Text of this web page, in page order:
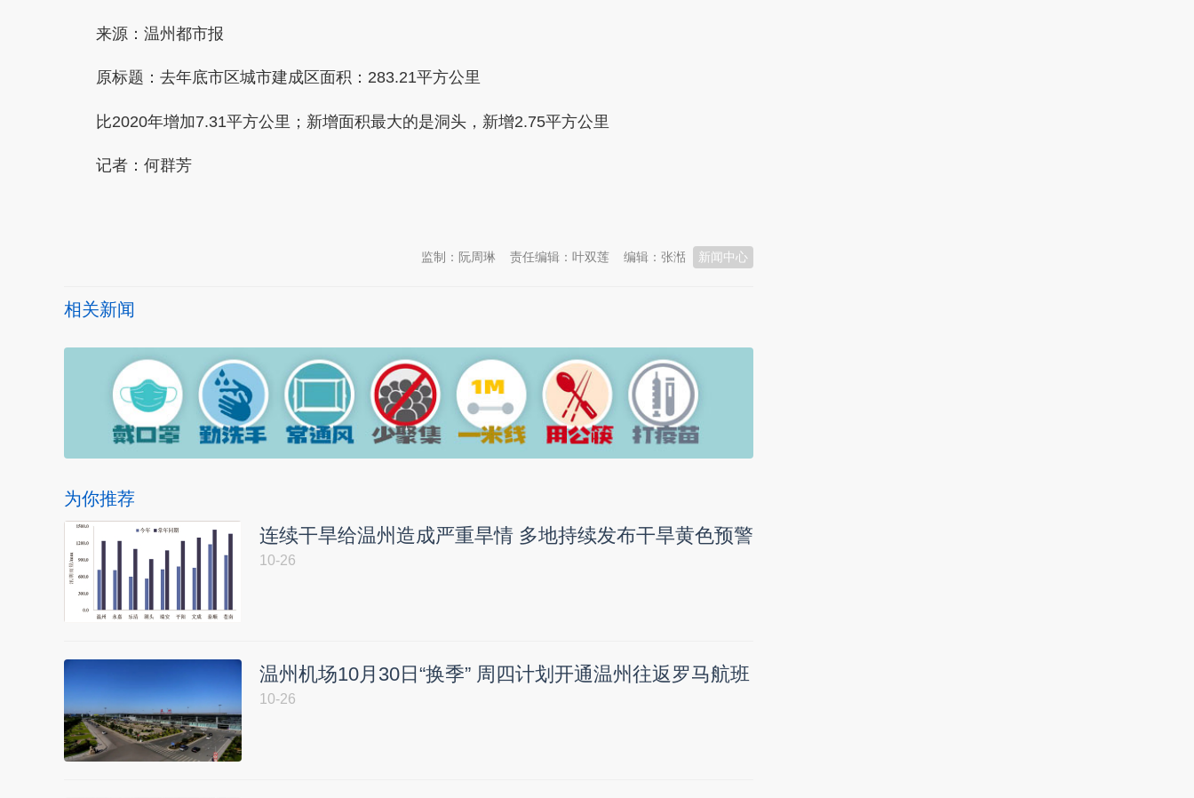
来源：温州都市报
原标题：去年底市区城市建成区面积：283.21平方公里
比2020年增加7.31平方公里；新增面积最大的是洞头，新增2.75平方公里
记者：何群芳
新闻中心
编辑：张湉
责任编辑：叶双莲
监制：阮周琳
相关新闻
为你推荐
连续干旱给温州造成严重旱情 多地持续发布干旱黄色预警
10-26
温州机场10月30日“换季” 周四计划开通温州往返罗马航班
10-26